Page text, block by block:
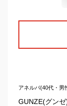
アネルバ(40代・男
GUNZE(グン